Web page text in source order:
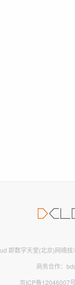
即数字天堂(北京)网络
商务合作：
京ICP备12046007